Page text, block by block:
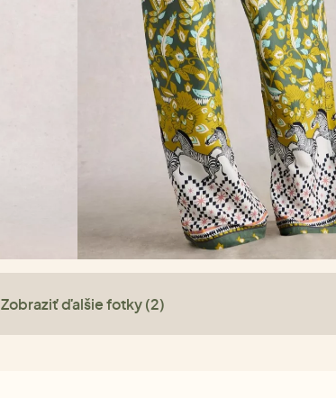
Zobraziť ďalšie fotky (2)